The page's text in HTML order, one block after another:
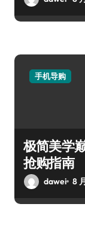
手机导购
极简美学
抢购指南
dawei 8